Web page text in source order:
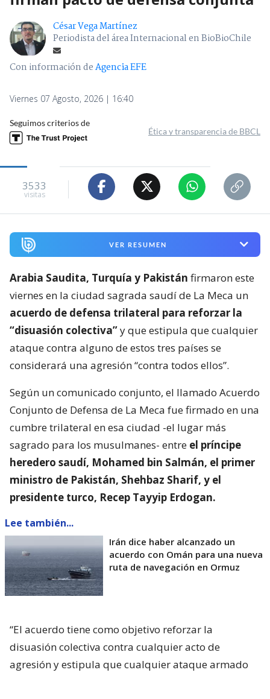
César Vega Martínez
Periodista del área Internacional en BioBioChile
Con información deAgencia EFE
Viernes 07 Agosto, 2026 | 16:40
Seguimos criterios de
Ética y transparencia de BBCL
3533
visitas
VER RESUMEN
Arabia Saudita, Turquía y Pakistán firmaron este
viernes en la ciudad sagrada saudí de La Meca un
acuerdo de defensa trilateral para reforzar la
“disuasión colectiva”y que estipula que cualquier
ataque contra alguno de estos tres países se
considerará una agresión “contra todos ellos”.
Según un comunicado conjunto, el llamado Acuerdo
Conjunto de Defensa de La Meca fue firmado en una
cumbre trilateral en esa ciudad -el lugar más
sagrado para los musulmanes- entre el príncipe
heredero saudí, Mohamed bin Salmán, el primer
ministro de Pakistán, Shehbaz Sharif, y el
presidente turco, Recep Tayyip Erdogan.
Lee también...
Irán dice haber alcanzado un
acuerdo con Omán para una nueva
ruta de navegación en Ormuz
“El acuerdo tiene como objetivo reforzar la
disuasión colectiva contra cualquier acto de
agresión y estipula que cualquier ataque armado